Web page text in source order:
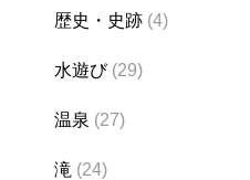
歴史・史跡 (4)
水遊び(29)
温泉 (27)
滝 (24)